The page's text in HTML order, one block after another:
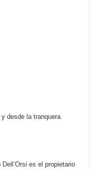
desde la tranquera.
es el propietario